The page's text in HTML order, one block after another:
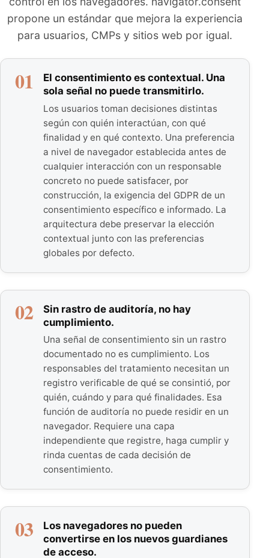
propone un estándar que mejora la experiencia
para usuarios, CMPs y sitios web por igual.
01
El consentimiento es contextual. Una
sola señal no puede transmitirlo.
Los usuarios toman decisiones distintas
según con quién interactúan, con qué
finalidad y en qué contexto. Una preferencia
a nivel de navegador establecida antes de
cualquier interacción con un responsable
concreto no puede satisfacer, por
construcción, la exigencia del GDPR de un
consentimiento específico e informado. La
arquitectura debe preservar la elección
contextual junto con las preferencias
globales por defecto.
02
Sin rastro de auditoría, no hay
cumplimiento.
Una señal de consentimiento sin un rastro
documentado no es cumplimiento. Los
responsables del tratamiento necesitan un
registro verificable de qué se consintió, por
quién, cuándo y para qué finalidades. Esa
función de auditoría no puede residir en un
navegador. Requiere una capa
independiente que registre, haga cumplir y
rinda cuentas de cada decisión de
consentimiento.
03
Los navegadores no pueden
convertirse en los nuevos guardianes
de acceso.